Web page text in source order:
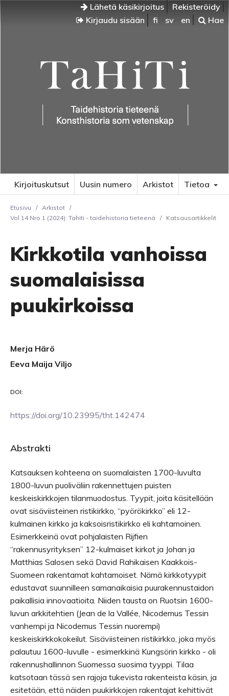
Lähetä käsikirjoitus
Rekisteröidy
Kirjaudu sisään
fi sv en Hae
Kirjoituskutsut Uusin numero Arkistot Tietoa
Etusivu / Arkistot /
Vol 14 Nro 1 (2024): Tahiti - taidehistoria tieteenä
/ Katsausartikkelit
Kirkkotila vanhoissa
suomalaisissa
puukirkoissa
Merja Härö
Eeva Maija Viljo
DOI:
https://doi.org/10.23995/tht.142474
Abstrakti
Katsauksen kohteena on suomalaisten 1700-luvulta
1800-luvun puoliväliin rakennettujen puisten
keskeiskirkkojen tilanmuodostus. Tyypit, joita käsitellään
ovat sisäviisteinen ristikirkko, “pyörökirkko” eli 12-
kulmainen kirkko ja kaksoisristikirkko eli kahtamoinen.
Esimerkkeinä ovat pohjalaisten Rijfien
“rakennusyrityksen” 12-kulmaiset kirkot ja Johan ja
Matthias Salosen sekä David Rahikaisen Kaakkois-
Suomeen rakentamat kahtamoiset. Nämä kirkkotyypit
edustavat suunnilleen samanaikaisia puurakennustaidon
paikallisia innovaatioita. Niiden tausta on Ruotsin 1600-
luvun arkkitehtien (Jean de la Vallée, Nicodemus Tessin
vanhempi ja Nicodemus Tessin nuorempi)
keskeiskirkkokokeilut. Sisäviisteinen ristikirkko, joka myös
palautuu 1600-luvulle - esimerkkinä Kungsörin kirkko - oli
rakennushallinnon Suomessa suosima tyyppi. Tilaa
katsotaan tässä sen rajoja tukevista rakenteista käsin, ja
esitetään, että näiden puukirkkojen rakentajat kehittivät